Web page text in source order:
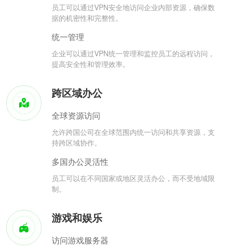
员工可以通过VPN安全地访问企业内部资源，确保数
据的机密性和完整性。
统一管理
企业可以通过VPN统一管理和监控员工的远程访问，
提高安全性和管理效率。
跨区域办公
全球资源访问
允许跨国公司在全球范围内统一访问和共享资源，支
持跨区域协作。
多国办公灵活性
员工可以在不同国家或地区灵活办公，而不受地域限
制。
游戏和娱乐
访问游戏服务器